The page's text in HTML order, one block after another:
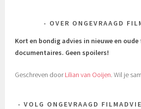
OVER ONGEVRAAGD
Kort en bondig advies in nieuwe en
documentaires. Geen spoilers!
Geschreven doorLilian van Ooijen. Wil je
VOLG ONGEVRAAGD